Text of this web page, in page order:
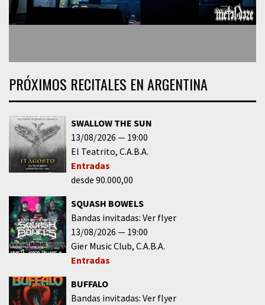
PRÓXIMOS RECITALES EN ARGENTINA
SWALLOW THE SUN
13/08/2026
19:00
El Teatrito C.A.B.A.
Entradas
desde 90.000,00
SQUASH BOWELS
Bandas invitadas: Ver flyer
13/08/2026
19:00
Gier Music Club C.A.B.A.
Entradas
BUFFALO
Bandas invitadas: Ver flyer